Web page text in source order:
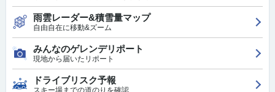
雨雲レーダー&積雪量マップ
自由自在に移動&ズーム
みんなのゲレンデリポート
現地から届いたリポート
ドライブリスク予報